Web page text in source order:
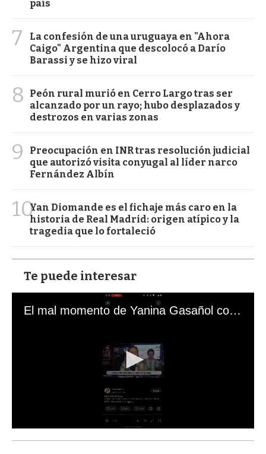
país
7
La confesión de una uruguaya en "Ahora
Caigo" Argentina que descolocó a Darío
Barassi y se hizo viral
8
Peón rural murió en Cerro Largo tras ser
alcanzado por un rayo; hubo desplazados y
destrozos en varias zonas
9
Preocupación en INR tras resolución judicial
que autorizó visita conyugal al líder narco
Fernández Albín
10Yan Diomande es el fichaje más caro en la
historia de Real Madrid: origen atípico y la
tragedia que lo fortaleció
Te puede interesar
El mal momento de Yanina Gasañol con un hincha argentino en "Subrayado"
s